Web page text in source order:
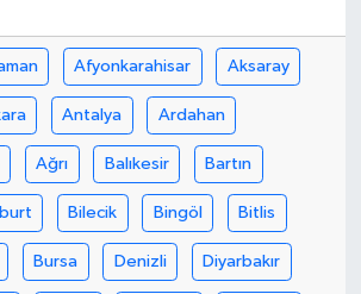
Afyonkarahisar Aksaray
Antalya Ardahan
Ağrı Balıkesir Bartın
Bilecik Bingöl Bitlis
Bursa Denizli Diyarbakır